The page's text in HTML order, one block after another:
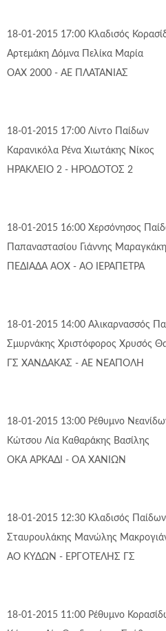
18-01-2015 17:00 Κλαδισός
Αρτεμάκη Δόμνα
Πελίκα Μαρία
ΟΑΧ 2000 - ΑΕ ΠΛΑΤΑΝΙΑΣ
18-01-2015 17:00 Λίντο
Παίδων
Καρανικόλα Ρένα Χιωτάκης Νίκος
ΗΡΑΚΛΕΙΟ 2 - ΗΡΟΔΟΤΟΣ 2
18-01-2015 16:00 Χερσόνησος
Παπαναστασίου Γιάννης
ΠΕΔΙΑΔΑ ΑΟΧ - ΑΟ ΙΕΡΑΠΕΤΡΑ
18-01-2015 14:00 Αλικαρνασσός
Σμυρνάκης Χριστόφορος Χρυσός
ΓΣ ΧΑΝΔΑΚΑΣ - ΑΕ ΝΕΑΠΟΛΗ
18-01-2015 13:00 Ρέθυμνο
Κώτσου Λία Καθαράκης Βασίλης
ΟΚΑ ΑΡΚΑΔΙ - ΟΑ ΧΑΝΙΩΝ
18-01-2015 12:30 Κλαδισός
Παίδων
Σταυρουλάκης Μανώλης
ΑΟ ΚΥΔΩΝ - ΕΡΓΟΤΕΛΗΣ ΓΣ
18-01-2015 11:00 Ρέθυμνο